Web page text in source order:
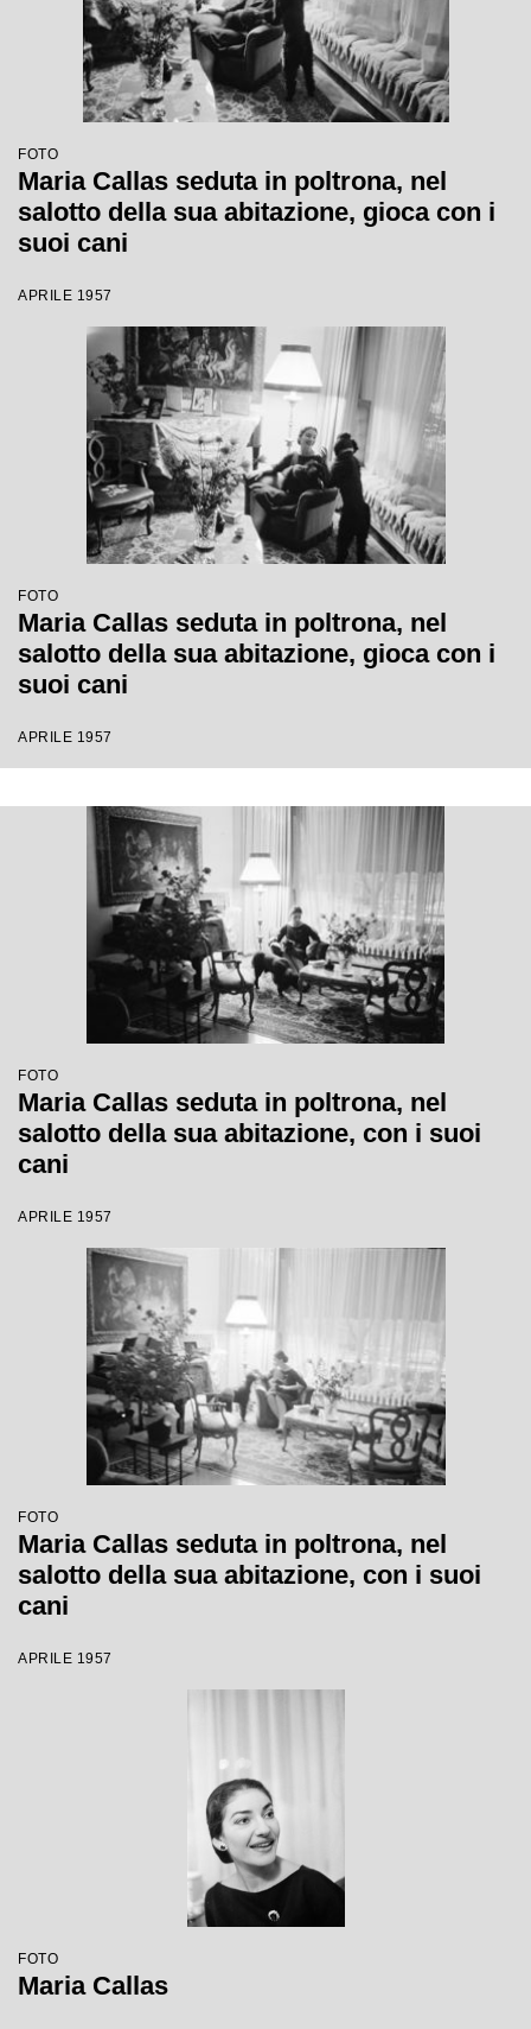
FOTO
Maria Callas seduta in poltrona, nel
salotto della sua abitazione, gioca con i
suoi cani
APRILE 1957
FOTO
Maria Callas seduta in poltrona, nel
salotto della sua abitazione, gioca con i
suoi cani
APRILE 1957
FOTO
Maria Callas seduta in poltrona, nel
salotto della sua abitazione, con i suoi
cani
APRILE 1957
FOTO
Maria Callas seduta in poltrona, nel
salotto della sua abitazione, con i suoi
cani
APRILE 1957
FOTO
Maria Callas